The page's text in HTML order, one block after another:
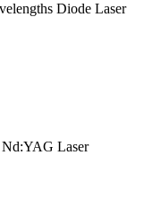
Diode Laser
Nd:YAG Laser